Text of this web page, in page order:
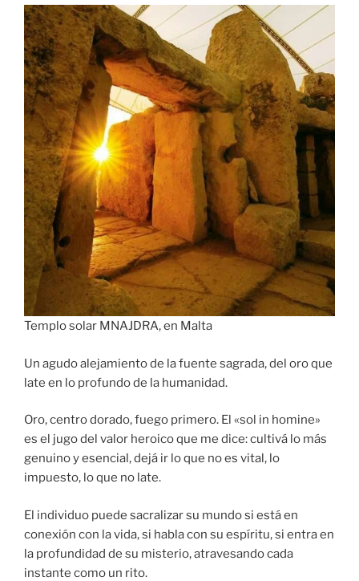
Templo solar MNAJDRA, en Malta
Un agudo alejamiento de la fuente sagrada, del oro que
late en lo profundo de la humanidad.
Oro, centro dorado, fuego primero. El «sol in homine»
es el jugo del valor heroico que me dice: cultivá lo más
genuino y esencial, dejá ir lo que no es vital, lo
impuesto, lo que no late.
El individuo puede sacralizar su mundo si está en
conexión con la vida, si habla con su espíritu, si entra en
la profundidad de su misterio, atravesando cada
instante como un rito.